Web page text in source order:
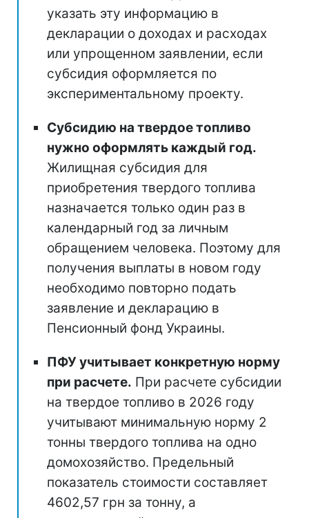
указать эту информацию в
декларации о доходах и расходах
или упрощенном заявлении, если
субсидия оформляется по
экспериментальному проекту.
Субсидию на твердое топливо
нужно оформлять каждый год.
Жилищная субсидия для
приобретения твердого топлива
назначается только один раз в
календарный год за личным
обращением человека. Поэтому для
получения выплаты в новом году
необходимо повторно подать
заявление и декларацию в
Пенсионный фонд Украины.
ПФУ учитывает конкретную норму
при расчете. При расчете субсидии
на твердое топливо в 2026 году
учитывают минимальную норму 2
тонны твердого топлива на одно
домохозяйство. Предельный
показатель стоимости составляет
4602,57 грн за тонну, а